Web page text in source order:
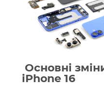
Основні
iPhone 16